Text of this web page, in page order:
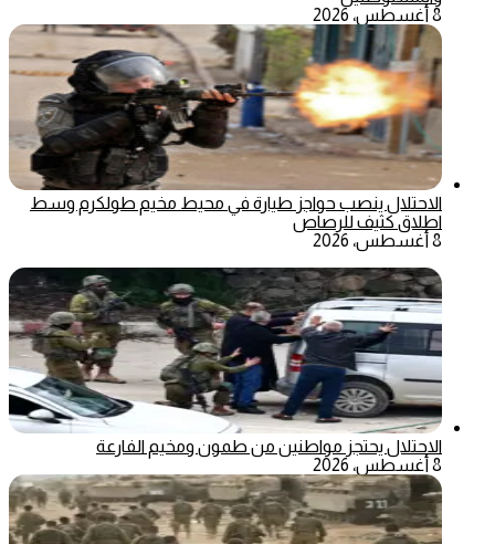
8 أغسطس، 2026
الاحتلال ينصب حواجز طيارة في محيط مخيم طولكرم وسط
اطلاق كثيف للرصاص
8 أغسطس، 2026
الاحتلال يحتجز مواطنين من طمون ومخيم الفارعة
8 أغسطس، 2026